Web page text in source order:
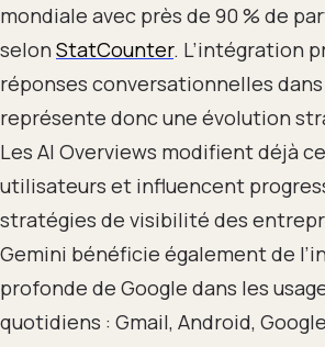
mondiale avec près de 90 % de
selon StatCounter. L’intégration
réponses conversationnelles
représente donc une évolution
Les AI Overviews modifient déjà
utilisateurs et influencent
stratégies de visibilité des
Gemini bénéficie également de
profonde de Google dans les
quotidiens : Gmail, Android,